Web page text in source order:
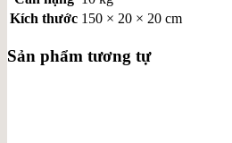
Kích thước 150 × 20 × 20 cm
Sản phẩm tương tự